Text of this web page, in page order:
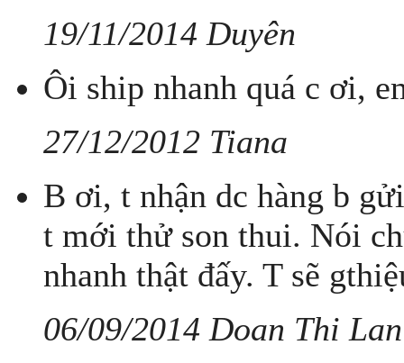
19/11/2014 Duyên
Ôi ship nhanh quá c ơi,
27/12/2012 Tiana
B ơi, t nhận dc hàng b
t mới thử son thui. Nói
nhanh thật đấy. T sẽ
06/09/2014 Doan Thi